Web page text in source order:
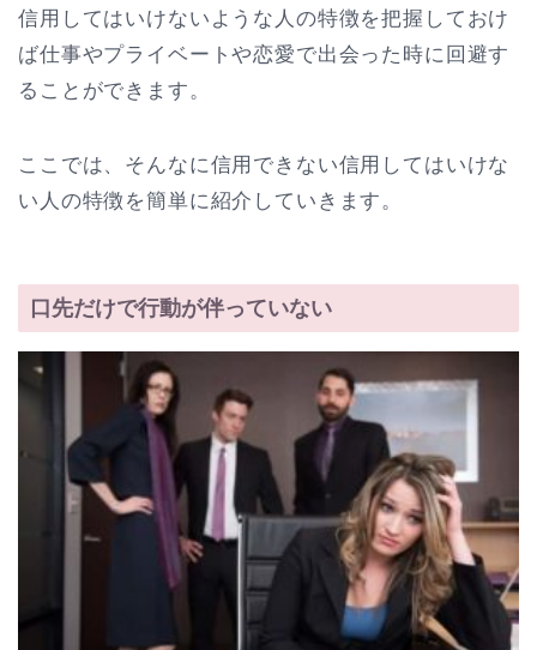
信用してはいけないような人の特徴を把握しておけ
ば仕事やプライベートや恋愛で出会った時に回避す
ることができます。
ここでは、そんなに信用できない信用してはいけな
い人の特徴を簡単に紹介していきます。
口先だけで行動が伴っていない